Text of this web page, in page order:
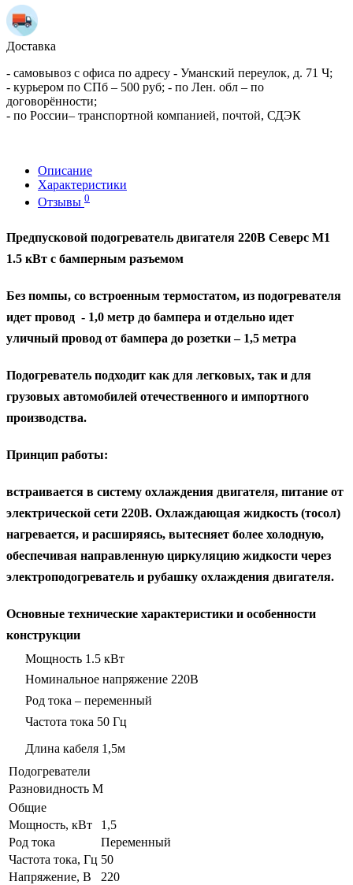
Доставка
- самовывоз с офиса по адресу - Уманский переулок, д. 71 Ч;
- курьером по СПб – 500 руб; - по Лен. обл – по
договорённости;
- по России– транспортной компанией, почтой, СДЭК
Описание
Характеристики
Отзывы 0
Предпусковой подогреватель двигателя 220В Северс М1
1.5 кВт с бамперным разъемом
Без помпы, со встроенным термостатом, из подогревателя
идет провод - 1,0 метр до бампера и отдельно идет
уличный провод от бампера до розетки – 1,5 метра
Подогреватель подходит как для легковых, так и для
грузовых автомобилей отечественного и импортного
производства.
Принцип работы:
встраивается в систему охлаждения двигателя, питание от
электрической сети 220В. Охлаждающая жидкость (тосол)
нагревается, и расширяясь, вытесняет более холодную,
обеспечивая направленную циркуляцию жидкости через
электроподогреватель и рубашку охлаждения двигателя.
Основные технические характеристики и особенности
конструкции
Мощность 1.5 кВт
Номинальное напряжение 220В
Род тока – переменный
Частота тока 50 Гц
Длина кабеля 1,5м
Подогреватели
Разновидность М
Общие
Мощность, кВт
1,5
Род тока
Переменный
Частота тока, Гц 50
Напряжение, В
220